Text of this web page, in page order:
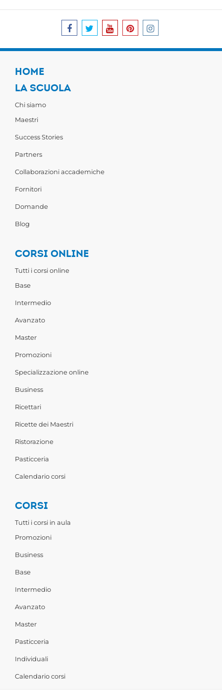
HOME
LA SCUOLA
Chi siamo
Maestri
Success Stories
Partners
Collaborazioni accademiche
Fornitori
Domande
Blog
CORSI ONLINE
Tutti i corsi online
Base
Intermedio
Avanzato
Master
Promozioni
Specializzazione online
Business
Ricettari
Ricette dei Maestri
Ristorazione
Pasticceria
Calendario corsi
CORSI
Tutti i corsi in aula
Promozioni
Business
Base
Intermedio
Avanzato
Master
Pasticceria
Individuali
Calendario corsi